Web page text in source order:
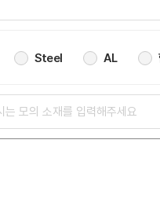
Steel AL